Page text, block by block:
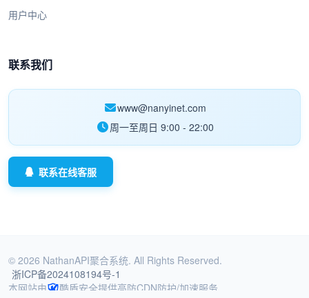
用户中心
联系我们
www@nanyinet.com
周一至周日 9:00 - 22:00
联系在线客服
© 2026 NathanAPI聚合系统. All Rights Reserved.
浙ICP备2024108194号-1
本网站由
酷盾安全提供高防CDN防护/加速服务